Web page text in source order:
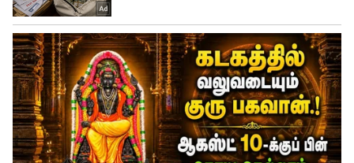
துருவிய தேங்காய் - 2 டீஸ்புன்
உப்பு - தேவையான அளவு
இஞ்சி - 1/2 துண்டு
சிறிய வெங்காயம் - 10